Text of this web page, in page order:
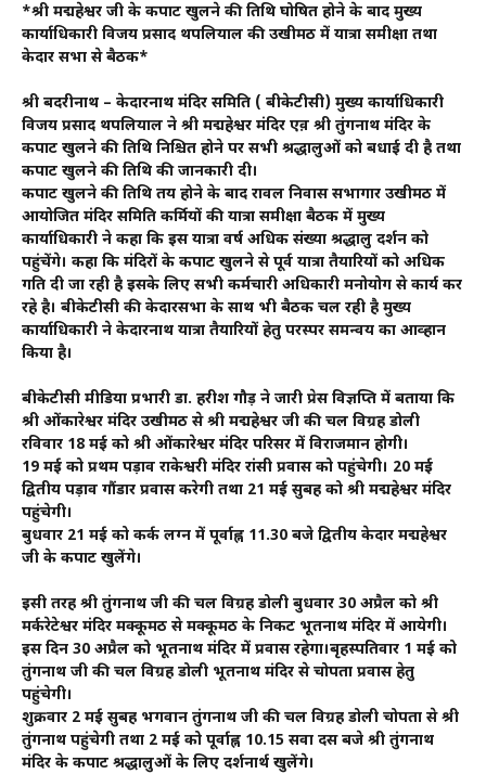
*श्री मद्महेश्वर जी के कपाट खुलने की तिथि घोषित होने के बाद मुख्य
कार्याधिकारी विजय प्रसाद थपलियाल की उखीमठ में यात्रा समीक्षा तथा
केदार सभा से बैठक*
श्री बदरीनाथ – केदारनाथ मंदिर समिति ( बीकेटीसी) मुख्य कार्याधिकारी
विजय प्रसाद थपलियाल ने श्री मद्महेश्वर मंदिर एव़ श्री तुंगनाथ मंदिर के
कपाट खुलने की तिथि निश्चित होने पर सभी श्रद्धालुओं को बधाई दी है तथा
कपाट खुलने की तिथि की जानकारी दी।
कपाट खुलने की तिथि तय होने के बाद रावल निवास सभागार उखीमठ में
आयोजित मंदिर समिति कर्मियों की यात्रा समीक्षा बैठक में मुख्य
कार्याधिकारी ने कहा कि इस यात्रा वर्ष अधिक संख्या श्रद्धालु दर्शन को
पहुंचेंगे। कहा कि मंदिरों के कपाट खुलने से पूर्व यात्रा तैयारियों को अधिक
गति दी जा रही है इसके लिए सभी कर्मचारी अधिकारी मनोयोग से कार्य कर
रहे है। बीकेटीसी की केदारसभा के साथ भी बैठक चल रही है मुख्य
कार्याधिकारी ने केदारनाथ यात्रा तैयारियों हेतु परस्पर समन्वय का आव्हान
किया है।
बीकेटीसी मीडिया प्रभारी डा. हरीश गौड़ ने जारी प्रेस विज्ञप्ति में बताया कि
श्री ओंकारेश्वर मंदिर उखीमठ से श्री मद्महेश्वर जी की चल विग्रह डोली
रविवार 18 मई को श्री ओंकारेश्वर मंदिर परिसर में विराजमान होगी।
19 मई को प्रथम पड़ाव राकेश्वरी मंदिर रांसी प्रवास को पहुंचेगी। 20 मई
द्वितीय पड़ाव गौंडार प्रवास करेगी तथा 21 मई सुबह को श्री मद्महेश्वर मंदिर
पहुंचेगी।
बुधवार 21 मई को कर्क लग्न में पूर्वाह्न 11.30 बजे द्वितीय केदार मद्महेश्वर
जी के कपाट खुलेंगे।
इसी तरह श्री तुंगनाथ जी की चल विग्रह डोली बुधवार 30 अप्रैल को श्री
मर्करेटेश्वर मंदिर मक्कूमठ से मक्कूमठ के निकट भूतनाथ मंदिर में आयेगी।
इस दिन 30 अप्रैल को भूतनाथ मंदिर में प्रवास रहेगा।बृहस्पतिवार 1 मई को
तुंगनाथ जी की चल विग्रह डोली भूतनाथ मंदिर से चोपता प्रवास हेतु
पहुंचेगी।
शुक्रवार 2 मई सुबह भगवान तुंगनाथ जी की चल विग्रह डोली चोपता से श्री
तुंगनाथ पहुंचेगी तथा 2 मई को पूर्वाह्न 10.15 सवा दस बजे श्री तुंगनाथ
मंदिर के कपाट श्रद्धालुओं के लिए दर्शनार्थ खुलेंगे।